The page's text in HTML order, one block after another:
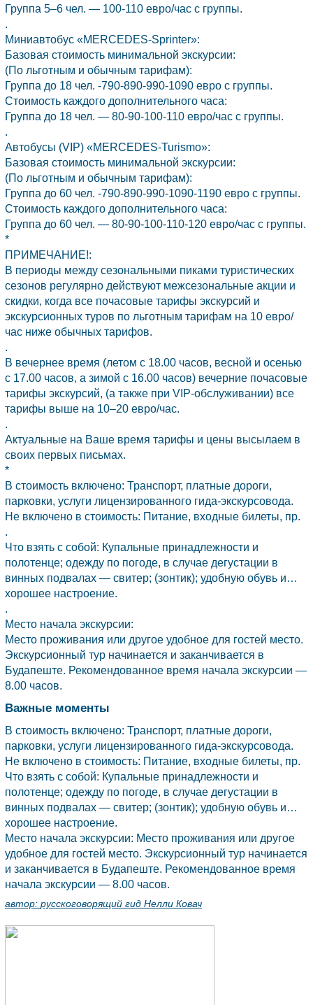
Группа 5–6 чел. — 100-110 евро/час с группы.
.
Миниавтобус «MERCEDES-Sprinter»:
Базовая стоимость минимальной экскурсии:
(По льготным и обычным тарифам):
Группа до 18 чел. -790-890-990-1090 евро с группы.
Стоимость каждого дополнительного часа:
Группа до 18 чел. — 80-90-100-110 евро/час с группы.
.
Автобусы (VIP) «MERCEDES-Turismo»:
Базовая стоимость минимальной экскурсии:
(По льготным и обычным тарифам):
Группа до 60 чел. -790-890-990-1090-1190 евро с группы.
Стоимость каждого дополнительного часа:
Группа до 60 чел. — 80-90-100-110-120 евро/час с группы.
*
ПРИМЕЧАНИЕ!:
В периоды между сезональными пиками туристических
сезонов регулярно действуют межсезональные акции и
скидки, когда все почасовые тарифы экскурсий и
экскурсионных туров по льготным тарифам на 10 евро/
час ниже обычных тарифов.
.
В вечернее время (летом с 18.00 часов, весной и осенью
с 17.00 часов, а зимой с 16.00 часов) вечерние почасовые
тарифы экскурсий, (а также при VIP-обслуживании) все
тарифы выше на 10–20 евро/час.
.
Актуальные на Ваше время тарифы и цены высылаем в
своих первых письмах.
*
В стоимость включено: Транспорт, платные дороги,
парковки, услуги лицензированного гида-экскурсовода.
Не включено в стоимость: Питание, входные билеты, пр.
.
Что взять с собой: Купальные принадлежности и
полотенце; одежду по погоде, в случае дегустации в
винных подвалах — свитер; (зонтик); удобную обувь и…
хорошее настроение.
.
Место начала экскурсии:
Место проживания или другое удобное для гостей место.
Экскурсионный тур начинается и заканчивается в
Будапеште. Рекомендованное время начала экскурсии —
8.00 часов.
Важные моменты
В стоимость включено: Транспорт, платные дороги,
парковки, услуги лицензированного гида-экскурсовода.
Не включено в стоимость: Питание, входные билеты, пр.
Что взять с собой: Купальные принадлежности и
полотенце; одежду по погоде, в случае дегустации в
винных подвалах — свитер; (зонтик); удобную обувь и…
хорошее настроение.
Место начала экскурсии: Место проживания или другое
удобное для гостей место. Экскурсионный тур начинается
и заканчивается в Будапеште. Рекомендованное время
начала экскурсии — 8.00 часов.
автор: русскоговорящий гид Нелли Ковач